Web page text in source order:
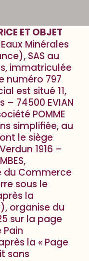
ET OBJET
Minérales
SAS au
immatriculée
numéro 797
est situé 11,
– 74500 EVIAN
POMME
simplifiée, au
le siège
1916 –
du Commerce
sous le
la
organise du
sur la page
la « Page
sans